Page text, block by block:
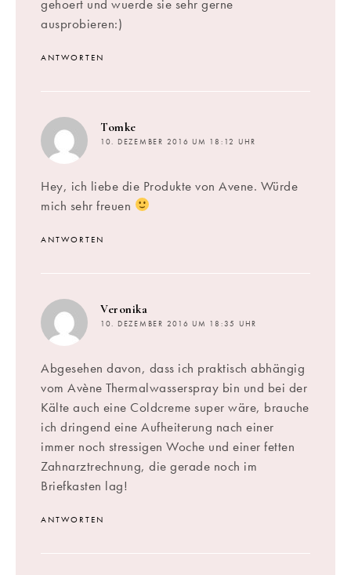
gehoert und wuerde sie sehr gerne
ausprobieren:)
ANTWORTEN
Tomke
10. DEZEMBER 2016 UM 18:12 UHR
Hey, ich liebe die Produkte von Avene. Würde
mich sehr freuen
ANTWORTEN
Veronika
10. DEZEMBER 2016 UM 18:35 UHR
Abgesehen davon, dass ich praktisch abhängig
vom Avène Thermalwasserspray bin und bei der
Kälte auch eine Coldcreme super wäre, brauche
ich dringend eine Aufheiterung nach einer
immer noch stressigen Woche und einer fetten
Zahnarztrechnung, die gerade noch im
Briefkasten lag!
ANTWORTEN